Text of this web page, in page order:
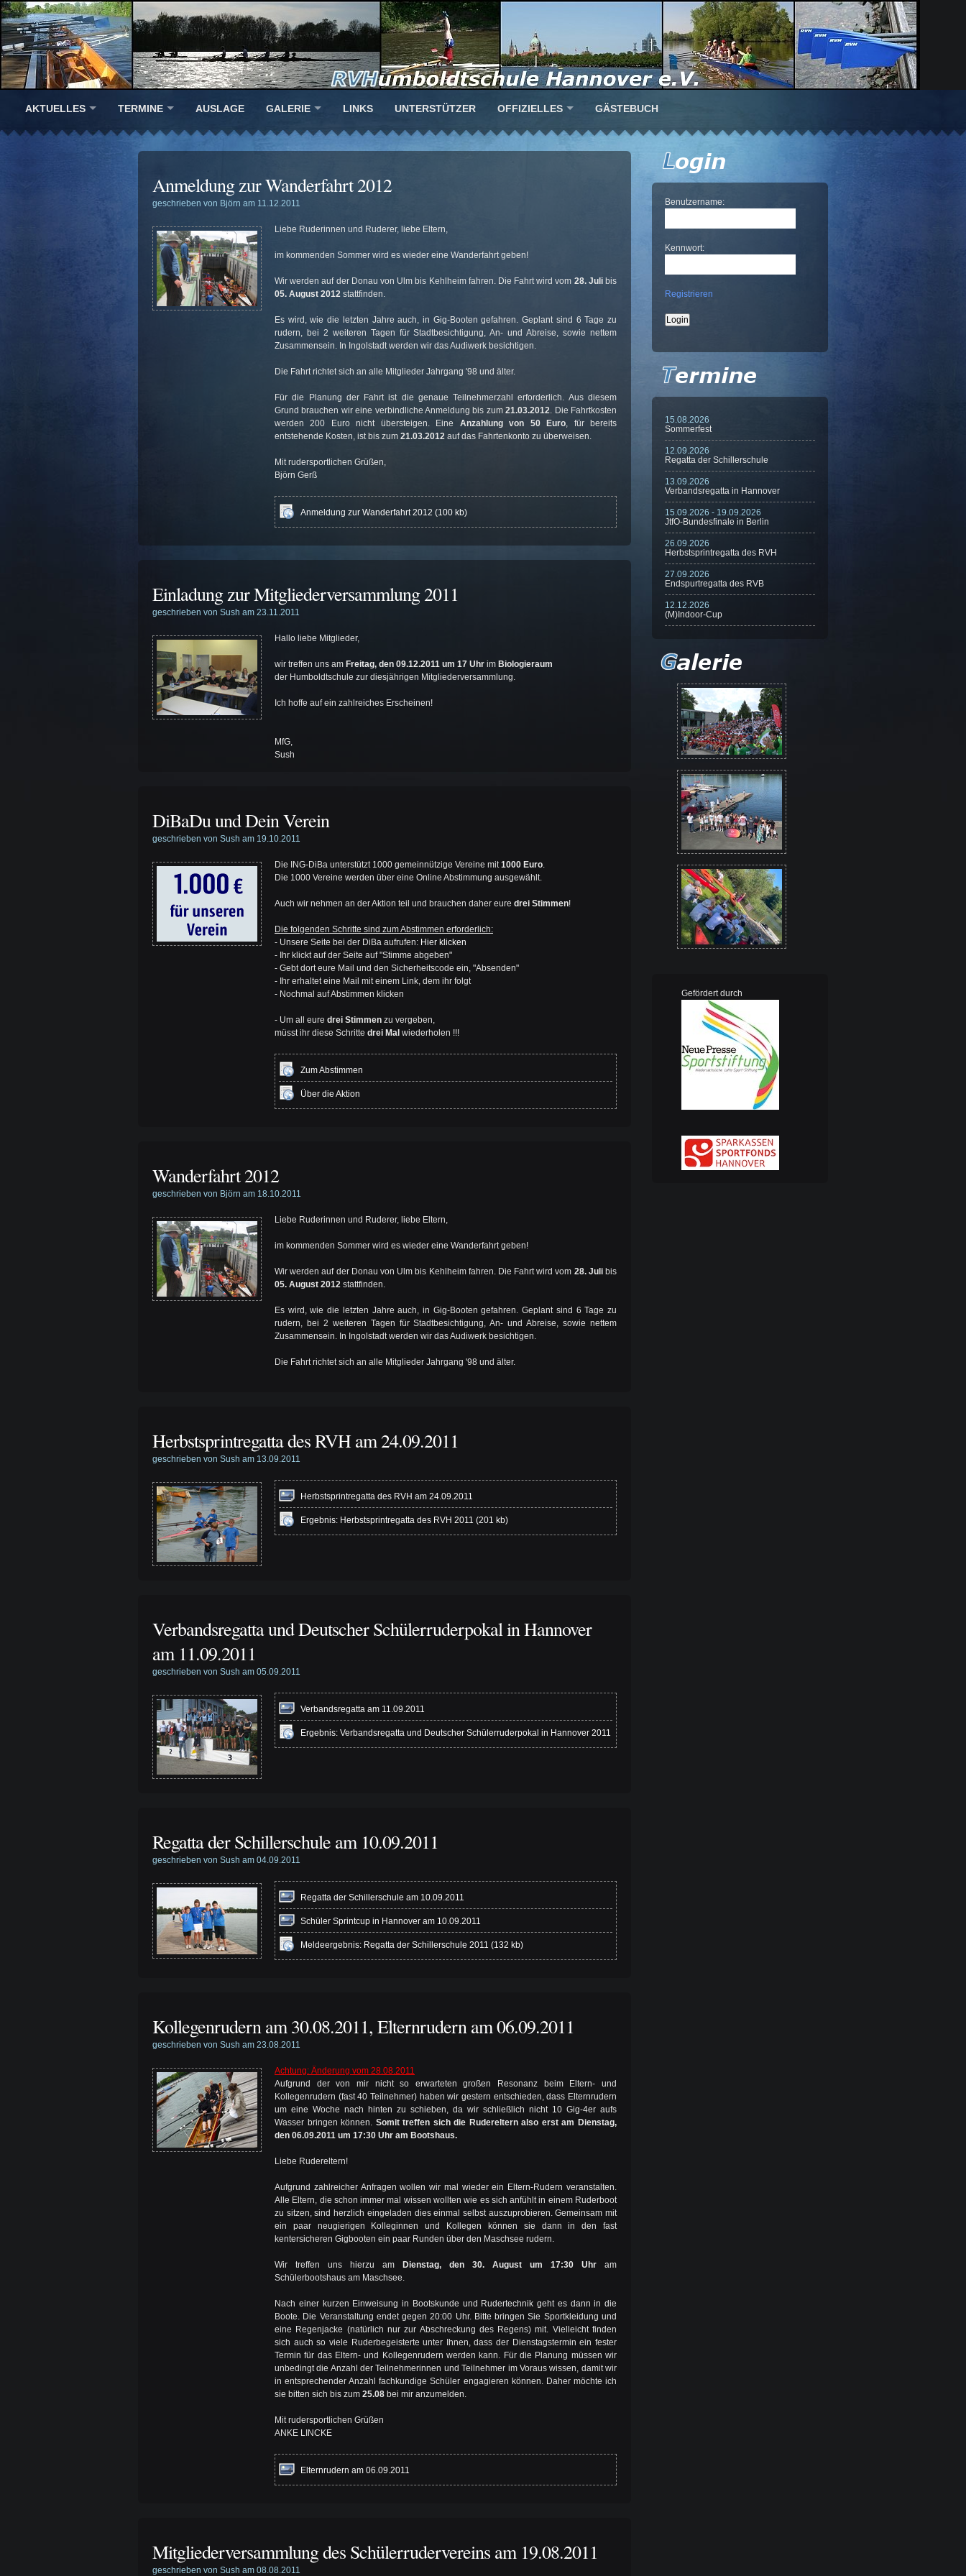
AKTUELLES TERMINE AUSLAGE GALERIE LINKS UNTERSTÜTZER OFFIZIELLES GÄSTEBUCH
Anmeldung zur Wanderfahrt 2012
geschrieben von Björn am 11.12.2011
Liebe Ruderinnen und Ruderer, liebe Eltern,
im kommenden Sommer wird es wieder eine Wanderfahrt geben!
Wir werden auf der Donau von Ulm bis Kehlheim fahren. Die Fahrt wird vom 28. Julibis
05. August 2012 stattfinden.
Es wird, wie die letzten Jahre auch, in Gig-Booten gefahren. Geplant sind 6 Tage zu
rudern, bei 2 weiteren Tagen für Stadtbesichtigung, An- und Abreise, sowie nettem
Zusammensein. In Ingolstadt werden wir das Audiwerk besichtigen.
Die Fahrt richtet sich an alle Mitglieder Jahrgang '98 und älter.
Für die Planung der Fahrt ist die genaue Teilnehmerzahl erforderlich. Aus diesem
Grund brauchen wir eine verbindliche Anmeldung bis zum21.03.2012. Die Fahrtkosten
werden 200 Euro nicht übersteigen. Eine Anzahlung von 50 Euro, für bereits
entstehende Kosten, ist bis zum 21.03.2012 auf das Fahrtenkonto zu überweisen.
Mit rudersportlichen Grüßen,
Björn Gerß
Anmeldung zur Wanderfahrt 2012 (100 kb)
Einladung zur Mitgliederversammlung 2011
geschrieben von Sush am 23.11.2011
Hallo liebe Mitglieder,
wir treffen uns am Freitag, den 09.12.2011 um 17 Uhr im Biologieraum
der Humboldtschule zur diesjährigen Mitgliederversammlung.
Ich hoffe auf ein zahlreiches Erscheinen!
MfG,
Sush
DiBaDu und Dein Verein
geschrieben von Sush am 19.10.2011
Die ING-DiBa unterstützt 1000 gemeinnützige Vereine mit1000 Euro.
Die 1000 Vereine werden über eine Online Abstimmung ausgewählt.
Auch wir nehmen an der Aktion teil und brauchen daher eure drei Stimmen!
Die folgenden Schritte sind zum Abstimmen erforderlich:
- Unsere Seite bei der DiBa aufrufen: Hier klicken
- Ihr klickt auf der Seite auf "Stimme abgeben"
- Gebt dort eure Mail und den Sicherheitscode ein, "Absenden"
- Ihr erhaltet eine Mail mit einem Link, dem ihr folgt
- Nochmal auf Abstimmen klicken
- Um all eure drei Stimmen zu vergeben,
müsst ihr diese Schritte drei Mal wiederholen !!!
Zum Abstimmen
Über die Aktion
Wanderfahrt 2012
geschrieben von Björn am 18.10.2011
Liebe Ruderinnen und Ruderer, liebe Eltern,
im kommenden Sommer wird es wieder eine Wanderfahrt geben!
Wir werden auf der Donau von Ulm bis Kehlheim fahren. Die Fahrt wird vom 28. Julibis
05. August 2012 stattfinden.
Es wird, wie die letzten Jahre auch, in Gig-Booten gefahren. Geplant sind 6 Tage zu
rudern, bei 2 weiteren Tagen für Stadtbesichtigung, An- und Abreise, sowie nettem
Zusammensein. In Ingolstadt werden wir das Audiwerk besichtigen.
Die Fahrt richtet sich an alle Mitglieder Jahrgang '98 und älter.
Herbstsprintregatta des RVH am 24.09.2011
geschrieben von Sush am 13.09.2011
Herbstsprintregatta des RVH am 24.09.2011
Ergebnis: Herbstsprintregatta des RVH 2011 (201 kb)
Verbandsregatta und Deutscher Schülerruderpokal in Hannover
am 11.09.2011
geschrieben von Sush am 05.09.2011
Verbandsregatta am 11.09.2011
Ergebnis: Verbandsregatta und Deutscher Schülerruderpokal in Hannover 2011
Regatta der Schillerschule am 10.09.2011
geschrieben von Sush am 04.09.2011
Regatta der Schillerschule am 10.09.2011
Schüler Sprintcup in Hannover am 10.09.2011
Meldeergebnis: Regatta der Schillerschule 2011 (132 kb)
Kollegenrudern am 30.08.2011, Elternrudern am 06.09.2011
geschrieben von Sush am 23.08.2011
Achtung: Änderung vom 28.08.2011
Aufgrund der von mir nicht so erwarteten großen Resonanz beim Eltern- und
Kollegenrudern (fast 40 Teilnehmer) haben wir gestern entschieden, dass Elternrudern
um eine Woche nach hinten zu schieben, da wir schließlich nicht 10 Gig-4er aufs
Wasser bringen können. Somit treffen sich die Rudereltern also erst am Dienstag,
den 06.09.2011 um 17:30 Uhr am Bootshaus.
Liebe Rudereltern!
Aufgrund zahlreicher Anfragen wollen wir mal wieder ein Eltern-Rudern veranstalten.
Alle Eltern, die schon immer mal wissen wollten wie es sich anfühlt in einem Ruderboot
zu sitzen, sind herzlich eingeladen dies einmal selbst auszuprobieren. Gemeinsam mit
ein paar neugierigen Kolleginnen und Kollegen können sie dann in den fast
kentersicheren Gigbooten ein paar Runden über den Maschsee rudern.
Wir treffen uns hierzu am Dienstag, den 30. August um 17:30 Uhr am
Schülerbootshaus am Maschsee.
Nach einer kurzen Einweisung in Bootskunde und Rudertechnik geht es dann in die
Boote. Die Veranstaltung endet gegen 20:00 Uhr. Bitte bringen Sie Sportkleidung und
eine Regenjacke (natürlich nur zur Abschreckung des Regens) mit. Vielleicht finden
sich auch so viele Ruderbegeisterte unter Ihnen, dass der Dienstagstermin ein fester
Termin für das Eltern- und Kollegenrudern werden kann. Für die Planung müssen wir
unbedingt die Anzahl der Teilnehmerinnen und Teilnehmer im Voraus wissen, damit wir
in entsprechender Anzahl fachkundige Schüler engagieren können. Daher möchte ich
sie bitten sich bis zum 25.08 bei mir anzumelden.
Mit rudersportlichen Grüßen
ANKE LINCKE
Elternrudern am 06.09.2011
Mitgliederversammlung des Schülerrudervereins am 19.08.2011
geschrieben von Sush am 08.08.2011
Benutzername:
Kennwort:
Registrieren
15.08.2026
Sommerfest
12.09.2026
Regatta der Schillerschule
13.09.2026
Verbandsregatta in Hannover
15.09.2026 - 19.09.2026
JtfO-Bundesfinale in Berlin
26.09.2026
Herbstsprintregatta des RVH
27.09.2026
Endspurtregatta des RVB
12.12.2026
(M)Indoor-Cup
Gefördert durch